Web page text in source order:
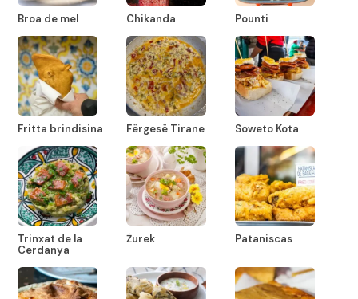
Broa de mel Chikanda Pounti
Fritta brindisina Fërgesë Tirane Soweto Kota
Trinxat de la
Cerdanya
Żurek Pataniscas